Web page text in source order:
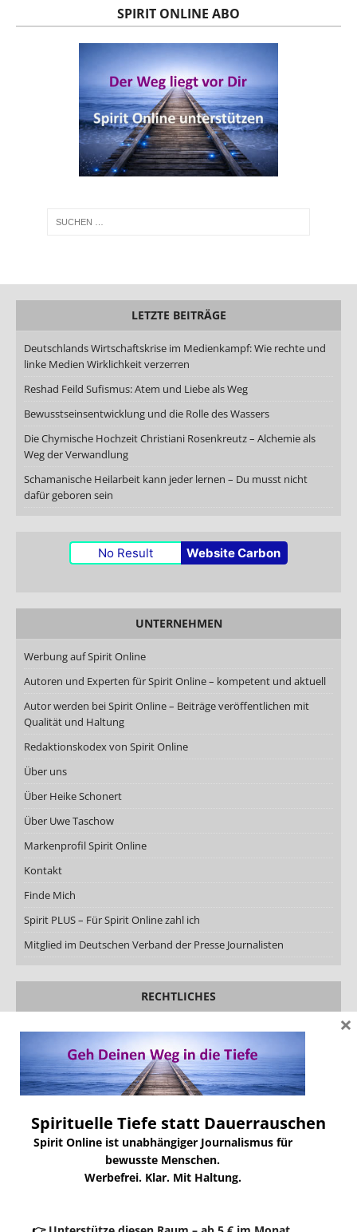
SPIRIT ONLINE ABO
LETZTE BEITRÄGE
Deutschlands Wirtschaftskrise im Medienkampf: Wie rechte und
linke Medien Wirklichkeit verzerren
Reshad Feild Sufismus: Atem und Liebe als Weg
Bewusstseinsentwicklung und die Rolle des Wassers
Die Chymische Hochzeit Christiani Rosenkreutz – Alchemie als
Weg der Verwandlung
Schamanische Heilarbeit kann jeder lernen – Du musst nicht
dafür geboren sein
No Result Website Carbon
UNTERNEHMEN
Werbung auf Spirit Online
Autoren und Experten für Spirit Online – kompetent und aktuell
Autor werden bei Spirit Online – Beiträge veröffentlichen mit
Qualität und Haltung
Redaktionskodex von Spirit Online
Über uns
Über Heike Schonert
Über Uwe Taschow
Markenprofil Spirit Online
Kontakt
Finde Mich
Spirit PLUS – Für Spirit Online zahl ich
Mitglied im Deutschen Verband der Presse Journalisten
RECHTLICHES
Rechtliche Hinweise
Datenschutzerklärung
Impressum
Lizenzen
SOZIALE MEDIEN
Spirituelle Tiefe statt Dauerrauschen
Spirit Online ist unabhängiger Journalismus für
bewusste Menschen.
Werbefrei. Klar. Mit Haltung.
×